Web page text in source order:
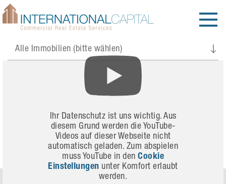
Ihr Datenschutz ist uns wichtig. Aus
diesem Grund werden die YouTube-
Videos auf dieser Webseite nicht
automatisch geladen. Zum abspielen
muss YouTube in den Cookie
Einstellungen unter Komfort erlaubt
werden.
Thompson Rd Update 23 Jun 2020